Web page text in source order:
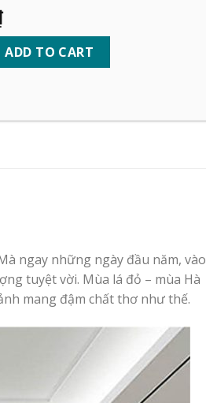
ADD TO CART
ngay những ngày đầu năm, vào
tuyệt vời. Mùa lá đỏ – mùa Hà
mang đậm chất thơ như thế.